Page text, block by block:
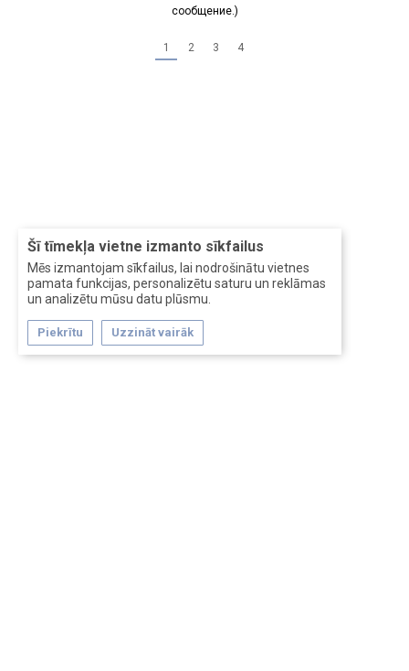
Šī tīmekļa vietne izmanto sīkfailus
Mēs izmantojam sīkfailus, lai nodrošinātu vietnes
pamata funkcijas, personalizētu saturu un reklāmas
un analizētu mūsu datu plūsmu.
Piekrītu Uzzināt vairāk
сообщение.)
1 2 3 4